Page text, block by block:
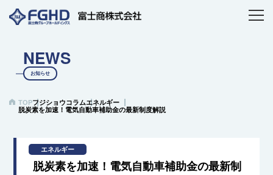
NEWS
お知らせ
TOPフジショウコラムエネルギー
脱炭素を加速！電気自動車補助金の最新制度解説
エネルギー
脱炭素を加速！電気自動車補助金の最新制